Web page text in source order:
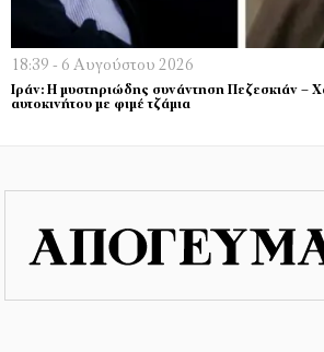
18:39 - 6 Αυγούστου 2026
Ιράν: Η μυστηριώδης συνάντηση Πεζεσκιάν –
αυτοκινήτου με φιμέ τζάμια